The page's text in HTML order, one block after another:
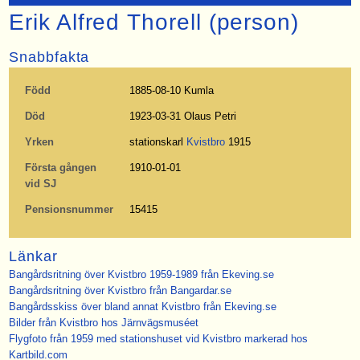
Erik Alfred Thorell (person)
Snabbfakta
Född 1885-08-10 Kumla
Död 1923-03-31 Olaus Petri
Yrken stationskarl Kvistbro1915
Första gången
vid SJ
1910-01-01
Pensionsnummer 15415
Länkar
Bangårdsritning över Kvistbro 1959-1989 från Ekeving.se
Bangårdsritning över Kvistbro från Bangardar.se
Bangårdsskiss över bland annat Kvistbro från Ekeving.se
Bilder från Kvistbro hos Järnvägsmuséet
Flygfoto från 1959 med stationshuset vid Kvistbro markerad hos
Kartbild.com